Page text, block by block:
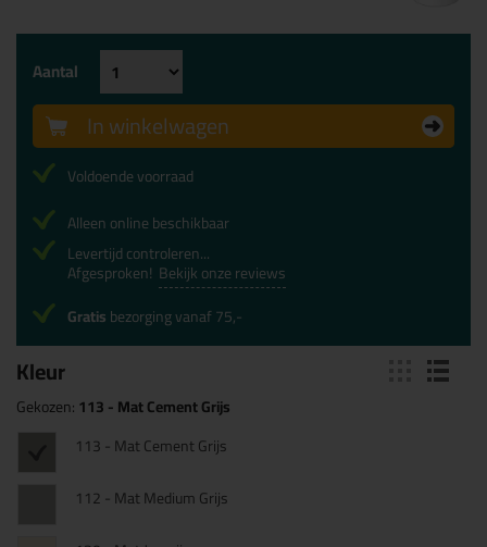
Kleur
Gekozen:113 - Mat Cement Grijs
113 - Mat Cement Grijs
112 - Mat Medium Grijs
Aantal
In winkelwagen
Voldoende voorraad
Alleen online beschikbaar
Levertijd controleren...
Afgesproken! Bekijk onze reviews
Gratisbezorging vanaf 75,-